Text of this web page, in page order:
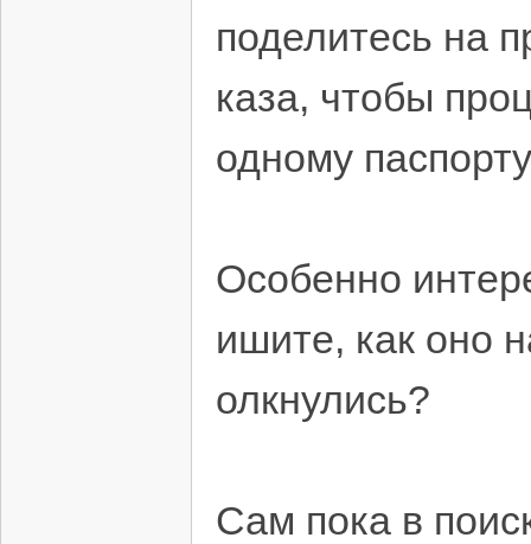
поделитесь на
каза, чтобы
одному
Особенно
ишите, как оно
олкнулись?
Сам пока в